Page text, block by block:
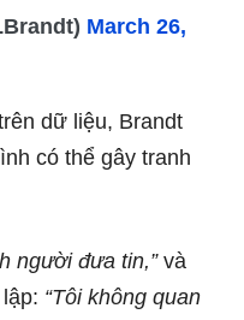
March 26,
dữ liệu, Brandt
có thể gây tranh
người đưa tin,”và
“Tôi không quan